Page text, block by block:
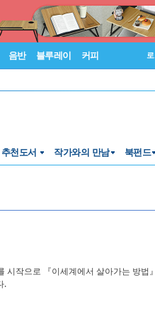
음반 블루레이 커피
추천도서 작가와의 만남 북펀드
시작으로 『이세계에서 살아가는 방법
.